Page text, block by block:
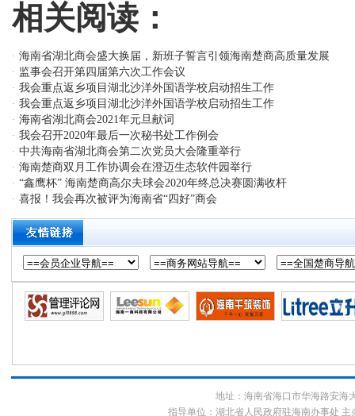
相关阅读：
· 海南省湖北商会盛大换届，新班子誓言引领海南楚商高质量发展
· 监事会召开第四届第六次工作会议
· 我会重点返乡项目湖北沙洋外国语学校启动招生工作
· 我会重点返乡项目湖北沙洋外国语学校启动招生工作
· 海南省湖北商会2021年元旦献词
· 我会召开2020年最后一次秘书处工作例会
· 中共海南省湖北商会第二次党员大会隆重举行
· 海南楚商双月工作协调会在澄迈生态软件园举行
· “鑫鹰杯” 海南楚商高尔夫球会2020年终总决赛圆满收杆
· 喜报！我会再次被评为海南省“四好”商会
地址：海南省海口市华海路安海
指导单位：湖北省人民政府驻海南办事处